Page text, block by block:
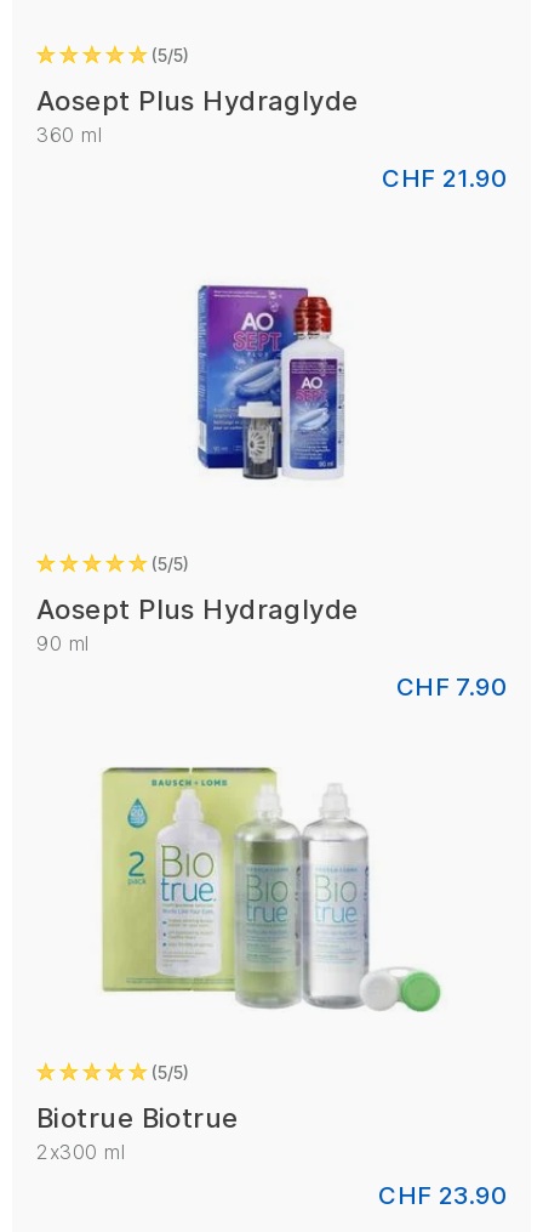
5/5
Aosept Plus Hydraglyde
360 ml
CHF 21.90
5/5
Aosept Plus Hydraglyde
90 ml
CHF 7.90
5/5
Biotrue Biotrue
2x300 ml
CHF 23.90